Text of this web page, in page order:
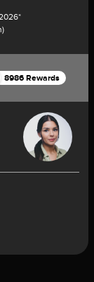
8986 Rewards